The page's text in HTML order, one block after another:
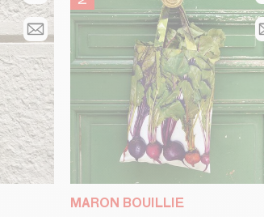
MARON BOUILLIE